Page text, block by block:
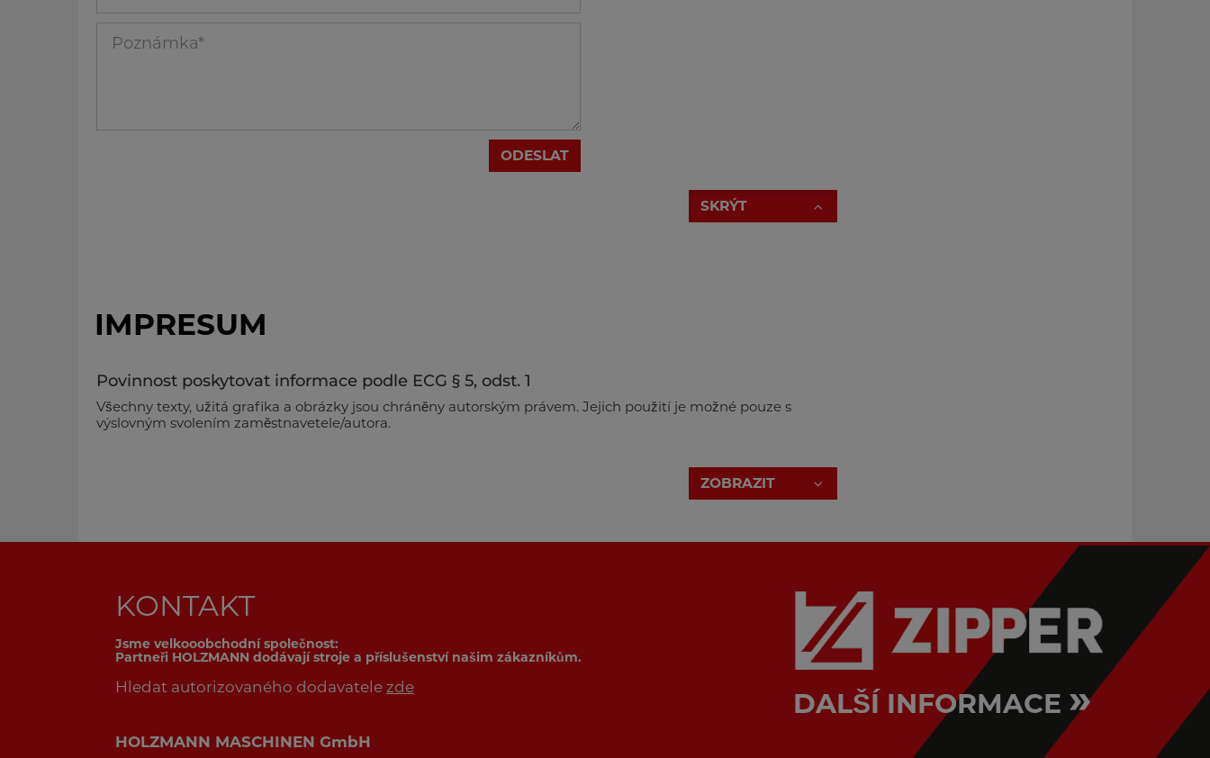
Poznámka_13
ODESLAT
SKRÝT
IMPRESUM
Povinnost poskytovat informace podle ECG § 5, odst. 1
Všechny texty, užitá grafika a obrázky jsou chráněny autorským právem. Jejich použití je možné pouze s
výslovným svolením zaměstnavetele/autora.
Bankovní spojení:
Sparkasse Rohrbach
IBAN: AT072033400001188531
DIČ: ATU 65513349
IČO: 340945s
ZOBRAZIT
KONTAKT
Jsme velkooobchodní společnost:
Partneři HOLZMANN dodávají stroje a příslušenství našim zákazníkům.
Hledat autorizovaného dodavatele zde
HOLZMANN MASCHINEN GmbH
DALŠÍ INFORMACE »